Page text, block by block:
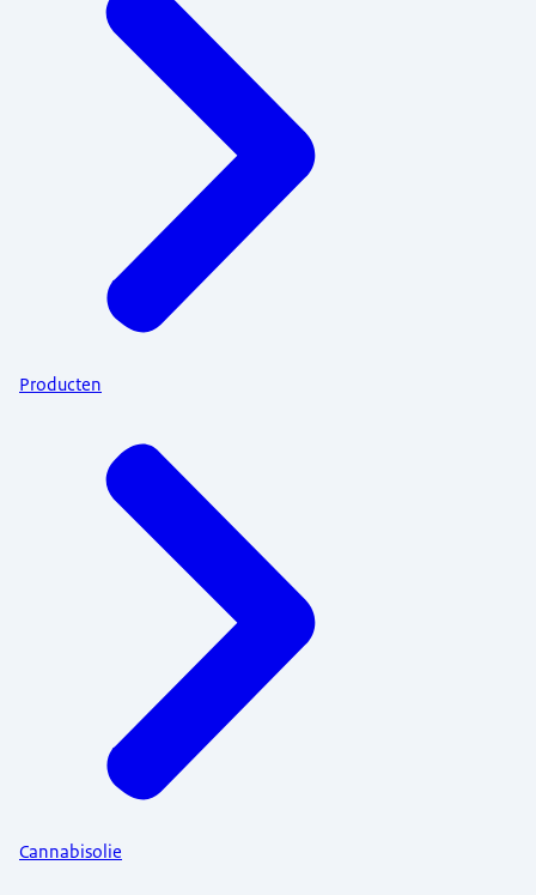
Producten
Cannabisolie